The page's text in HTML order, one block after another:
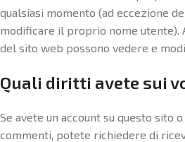
qualsiasi momento (ad eccezione
modificare il proprio nome utente).
del sito web possono vedere e
Quali diritti avete sui
Se avete un account su questo sito
commenti, potete richiedere di